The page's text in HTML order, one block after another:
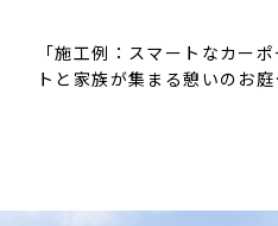
「施工例：スマートなカーポ
トと家族が集まる憩いのお庭